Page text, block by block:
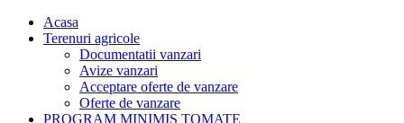
Acasa
Terenuri agricole
Documentatii vanzari
Avize vanzari
Acceptare oferte de vanzare
Oferte de vanzare
PROGRAM MINIMIS TOMATE